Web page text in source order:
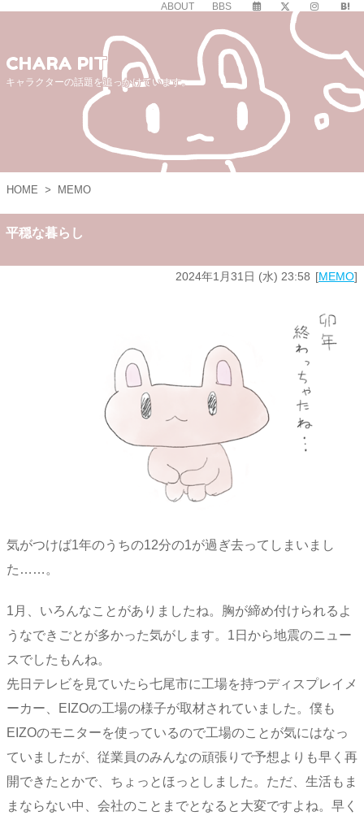
ABOUT BBS
CHARA PIT
キャラクターの話題を追っかけています。
HOME > MEMO
平穏な暮らし
2024年1月31日 (水) 23:58 MEMO
気がつけば1年のうちの12分の1が過ぎ去ってしまいまし
た……。
1月、いろんなことがありましたね。胸が締め付けられるよ
うなできごとが多かった気がします。1日から地震のニュー
スでしたもんね。
先日テレビを見ていたら七尾市に工場を持つディスプレイメ
ーカー、EIZOの工場の様子が取材されていました。僕も
EIZOのモニターを使っているので工場のことが気にはなっ
ていましたが、従業員のみんなの頑張りで予想よりも早く再
開できたとかで、ちょっとほっとしました。ただ、生活もま
まならない中、会社のことまでとなると大変ですよね。早く